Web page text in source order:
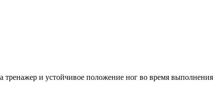
тренажер и устойчивое положение ног во время выполнения